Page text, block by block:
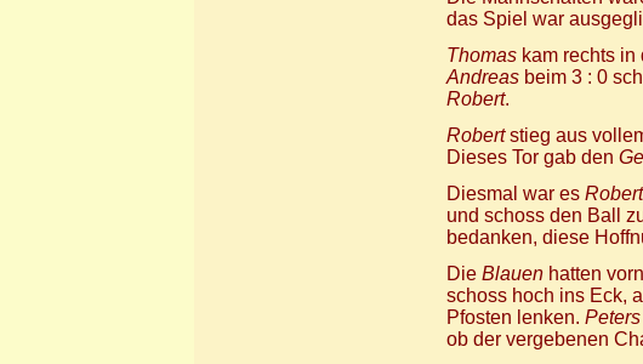
das Spiel war
Thomas kam rechts
Andreas beim 3 : 0
Robert.
Robertstieg aus
Dieses Tor gab den
Diesmal war es Robert
und schoss den Ball
bedanken, diese
Die Blauen hatten
schoss hoch ins Eck,
Pfosten lenken. Peters
ob der vergebenen